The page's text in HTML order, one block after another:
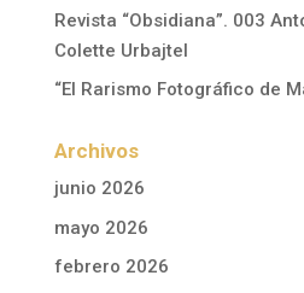
Revista “Obsidiana”. 003
Colette Urbajtel
“El Rarismo Fotográfico de
Archivos
junio 2026
mayo 2026
febrero 2026